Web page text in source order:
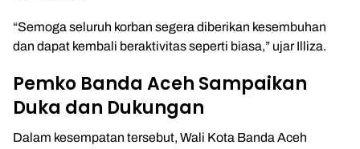
“Semoga seluruh korban segera diberikan kesembuhan
dan dapat kembali beraktivitas seperti biasa,” ujar Illiza.
Pemko Banda Aceh Sampaikan
Duka dan Dukungan
Dalam kesempatan tersebut, Wali Kota Banda Aceh